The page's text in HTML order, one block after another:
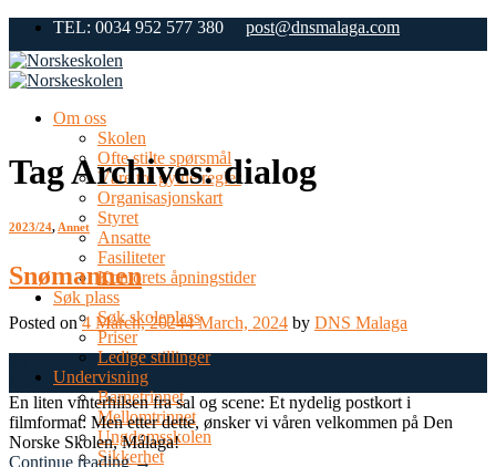
Skip
content
TEL: 0034 952 577 380 post@dnsmalaga.com
Om oss
Skolen
Ofte stilte spørsmål
Våre tre gylne regler
Organisasjonskart
Styret
Ansatte
Fasiliteter
Kontorets åpningstider
Søk plass
Søk skoleplass
Priser
Ledige stillinger
Undervisning
Barnetrinnet
Mellomtrinnet
Ungdomsskolen
Sikkerhet
Tag Archives:dialog
2023/24,Annet
Snømannen
Posted on4 March, 20244 March, 2024 by DNS Malaga
Mar
En liten vinterhilsen fra sal og scene: Et nydelig postkort i
filmformat: Men etter dette, ønsker vi våren velkommen på Den
Norske Skolen, Málaga!
Continue reading→